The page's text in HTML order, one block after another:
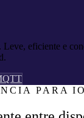
eficiente e
PARA